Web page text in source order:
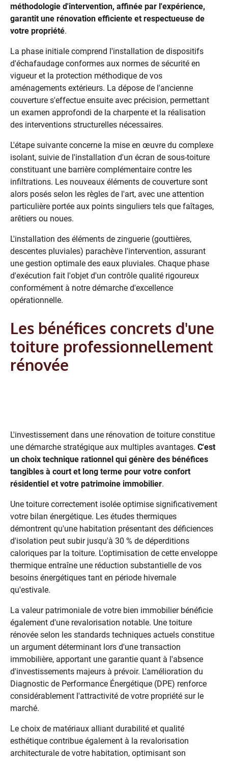
méthodologie d'intervention, affinée par l'expérience,
garantit une rénovation efficiente et respectueuse de
votre propriété.
La phase initiale comprend l'installation de dispositifs
d'échafaudage conformes aux normes de sécurité en
vigueur et la protection méthodique de vos
aménagements extérieurs. La dépose de l'ancienne
couverture s'effectue ensuite avec précision, permettant
un examen approfondi de la charpente et la réalisation
des interventions structurelles nécessaires.
L'étape suivante concerne la mise en œuvre du complexe
isolant, suivie de l'installation d'un écran de sous-toiture
constituant une barrière complémentaire contre les
infiltrations. Les nouveaux éléments de couverture sont
alors posés selon les règles de l'art, avec une attention
particulière portée aux points singuliers tels que faîtages,
arêtiers ou noues.
L'installation des éléments de zinguerie (gouttières,
descentes pluviales) parachève l'intervention, assurant
une gestion optimale des eaux pluviales. Chaque phase
d'exécution fait l'objet d'un contrôle qualité rigoureux
conformément à notre démarche d'excellence
opérationnelle.
Les bénéfices concrets d'une
toiture professionnellement
rénovée
L'investissement dans une rénovation de toiture constitue
une démarche stratégique aux multiples avantages. C'est
un choix technique rationnel qui génère des bénéfices
tangibles à court et long terme pour votre confort
résidentiel et votre patrimoine immobilier.
Une toiture correctement isolée optimise significativement
votre bilan énergétique. Les études thermiques
démontrent qu'une habitation présentant des déficiences
d'isolation peut subir jusqu'à 30 % de déperditions
caloriques par la toiture. L'optimisation de cette enveloppe
thermique entraîne une réduction substantielle de vos
besoins énergétiques tant en période hivernale
qu'estivale.
La valeur patrimoniale de votre bien immobilier bénéficie
également d'une revalorisation notable. Une toiture
rénovée selon les standards techniques actuels constitue
un argument déterminant lors d'une transaction
immobilière, apportant une garantie quant à l'absence
d'investissements majeurs à prévoir. L'amélioration du
Diagnostic de Performance Énergétique (DPE) renforce
considérablement l'attractivité de votre propriété sur le
marché.
Le choix de matériaux alliant durabilité et qualité
esthétique contribue également à la revalorisation
architecturale de votre habitation, optimisant son